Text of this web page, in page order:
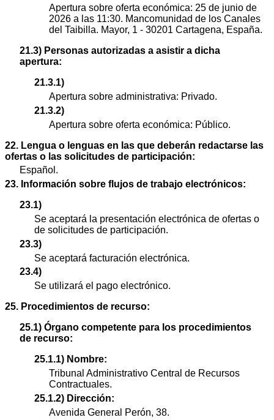
Apertura sobre oferta económica: 25 de junio de
2026 a las 11:30. Mancomunidad de los Canales
del Taibilla. Mayor, 1 - 30201 Cartagena, España.
21.3) Personas autorizadas a asistir a dicha
apertura:
21.3.1)
Apertura sobre administrativa: Privado.
21.3.2)
Apertura sobre oferta económica: Público.
22. Lengua o lenguas en las que deberán redactarse las
ofertas o las solicitudes de participación:
Español.
23. Información sobre flujos de trabajo electrónicos:
23.1)
Se aceptará la presentación electrónica de ofertas o
de solicitudes de participación.
23.3)
Se aceptará facturación electrónica.
23.4)
Se utilizará el pago electrónico.
25. Procedimientos de recurso:
25.1) Órgano competente para los procedimientos
de recurso:
25.1.1) Nombre:
Tribunal Administrativo Central de Recursos
Contractuales.
25.1.2) Dirección:
Avenida General Perón, 38.